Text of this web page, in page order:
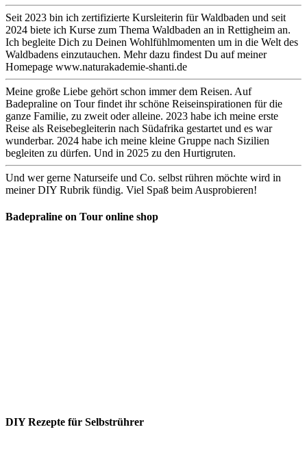
Seit 2023 bin ich zertifizierte Kursleiterin für Waldbaden und seit
2024 biete ich Kurse zum Thema Waldbaden an in Rettigheim an.
Ich begleite Dich zu Deinen Wohlfühlmomenten um in die Welt des
Waldbadens einzutauchen. Mehr dazu findest Du auf meiner
Homepage www.naturakademie-shanti.de
Meine große Liebe gehört schon immer dem Reisen. Auf
Badepraline on Tour findet ihr schöne Reiseinspirationen für die
ganze Familie, zu zweit oder alleine. 2023 habe ich meine erste
Reise als Reisebegleiterin nach Südafrika gestartet und es war
wunderbar. 2024 habe ich meine kleine Gruppe nach Sizilien
begleiten zu dürfen. Und in 2025 zu den Hurtigruten.
Und wer gerne Naturseife und Co. selbst rühren möchte wird in
meiner DIY Rubrik fündig. Viel Spaß beim Ausprobieren!
Badepraline on Tour online shop
DIY Rezepte für Selbstrührer